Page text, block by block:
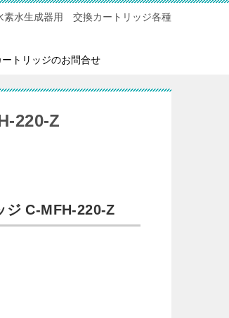
素水生成器用 交換カートリッジ各種
トリッジのお問合せ
220-Z
ジ C-MFH-220-Z